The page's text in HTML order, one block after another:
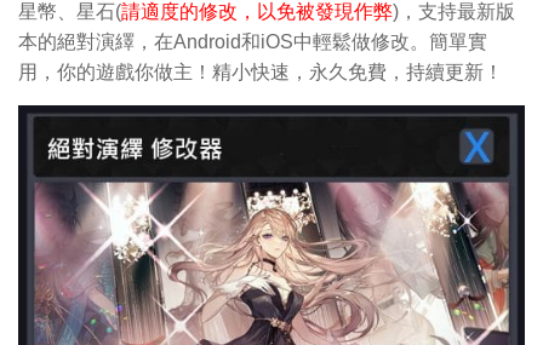
星幣、星石(請適度的修改，以免被發現作弊)，支持最新版
本的絕對演繹，在Android和iOS中輕鬆做修改。簡單實
用，你的遊戲你做主！精小快速，永久免費，持續更新！